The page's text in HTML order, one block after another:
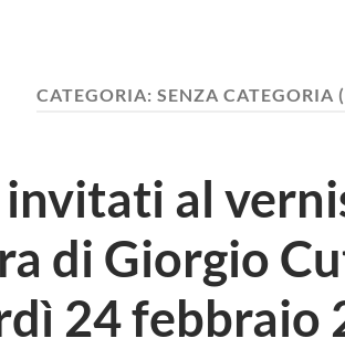
CATEGORIA: SENZA CATEGORIA
al
di Giorgio
24 febbraio